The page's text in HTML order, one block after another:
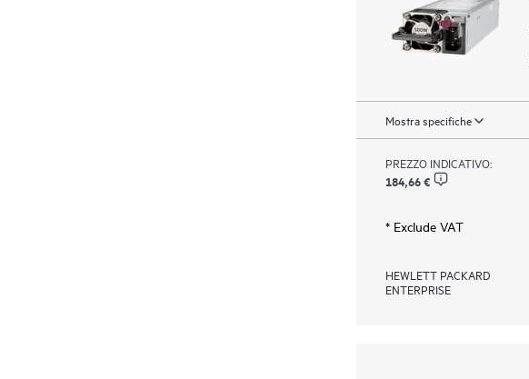
Mostra specifiche
PREZZO INDICATIVO:
184,66 €
* Exclude VAT
HEWLETT PACKARD
ENTERPRISE